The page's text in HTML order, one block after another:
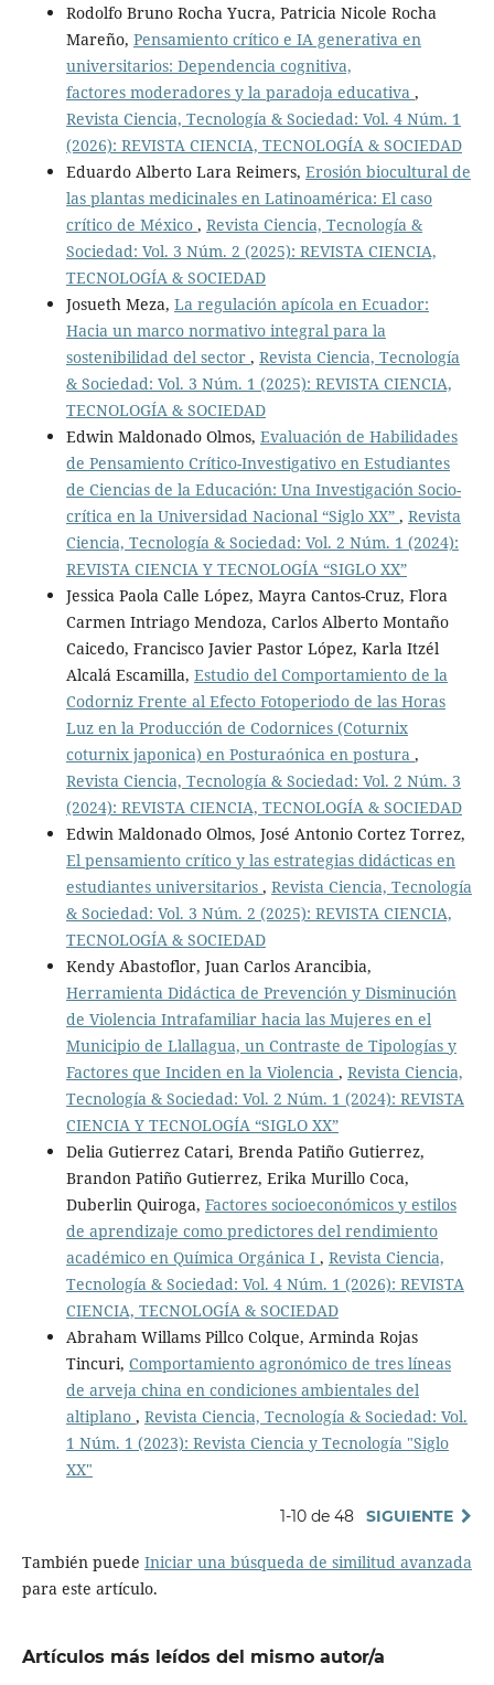
Rodolfo Bruno Rocha Yucra, Patricia Nicole Rocha
Mareño, Pensamiento crítico e IA generativa en
universitarios: Dependencia cognitiva,
factores moderadores y la paradoja educativa ,
Revista Ciencia, Tecnología & Sociedad: Vol. 4 Núm. 1
(2026): REVISTA CIENCIA, TECNOLOGÍA & SOCIEDAD
Eduardo Alberto Lara Reimers, Erosión biocultural de
las plantas medicinales en Latinoamérica: El caso
crítico de México , Revista Ciencia, Tecnología &
Sociedad: Vol. 3 Núm. 2 (2025): REVISTA CIENCIA,
TECNOLOGÍA & SOCIEDAD
Josueth Meza, La regulación apícola en Ecuador:
Hacia un marco normativo integral para la
sostenibilidad del sector , Revista Ciencia, Tecnología
& Sociedad: Vol. 3 Núm. 1 (2025): REVISTA CIENCIA,
TECNOLOGÍA & SOCIEDAD
Edwin Maldonado Olmos, Evaluación de Habilidades
de Pensamiento Crítico-Investigativo en Estudiantes
de Ciencias de la Educación: Una Investigación Socio-
crítica en la Universidad Nacional “Siglo XX” , Revista
Ciencia, Tecnología & Sociedad: Vol. 2 Núm. 1 (2024):
REVISTA CIENCIA Y TECNOLOGÍA “SIGLO XX”
Jessica Paola Calle López, Mayra Cantos-Cruz, Flora
Carmen Intriago Mendoza, Carlos Alberto Montaño
Caicedo, Francisco Javier Pastor López, Karla Itzél
Alcalá Escamilla, Estudio del Comportamiento de la
Codorniz Frente al Efecto Fotoperiodo de las Horas
Luz en la Producción de Codornices (Coturnix
coturnix japonica) en Posturaónica en postura ,
Revista Ciencia, Tecnología & Sociedad: Vol. 2 Núm. 3
(2024): REVISTA CIENCIA, TECNOLOGÍA & SOCIEDAD
Edwin Maldonado Olmos, José Antonio Cortez Torrez,
El pensamiento crítico y las estrategias didácticas en
estudiantes universitarios , Revista Ciencia, Tecnología
& Sociedad: Vol. 3 Núm. 2 (2025): REVISTA CIENCIA,
TECNOLOGÍA & SOCIEDAD
Kendy Abastoflor, Juan Carlos Arancibia,
Herramienta Didáctica de Prevención y Disminución
de Violencia Intrafamiliar hacia las Mujeres en el
Municipio de Llallagua, un Contraste de Tipologías y
Factores que Inciden en la Violencia , Revista Ciencia,
Tecnología & Sociedad: Vol. 2 Núm. 1 (2024): REVISTA
CIENCIA Y TECNOLOGÍA “SIGLO XX”
Delia Gutierrez Catari, Brenda Patiño Gutierrez,
Brandon Patiño Gutierrez, Erika Murillo Coca,
Duberlin Quiroga, Factores socioeconómicos y estilos
de aprendizaje como predictores del rendimiento
académico en Química Orgánica I , Revista Ciencia,
Tecnología & Sociedad: Vol. 4 Núm. 1 (2026): REVISTA
CIENCIA, TECNOLOGÍA & SOCIEDAD
Abraham Willams Pillco Colque, Arminda Rojas
Tincuri, Comportamiento agronómico de tres líneas
de arveja china en condiciones ambientales del
altiplano , Revista Ciencia, Tecnología & Sociedad: Vol.
1 Núm. 1 (2023): Revista Ciencia y Tecnología "Siglo
XX"
1-10 de 48 SIGUIENTE
También puede Iniciar una búsqueda de similitud avanzada
para este artículo.
Artículos más leídos del mismo autor/a